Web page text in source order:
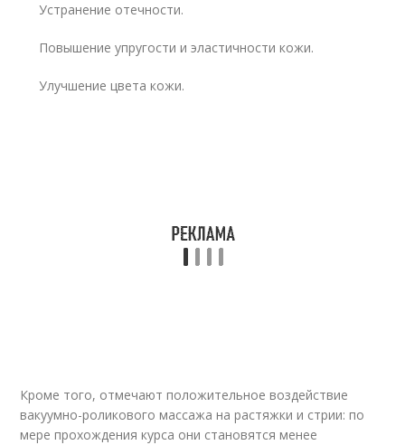
Устранение отечности.
Повышение упругости и эластичности кожи.
Улучшение цвета кожи.
Кроме того, отмечают положительное воздействие
вакуумно-роликового массажа на растяжки и стрии: по
мере прохождения курса они становятся менее